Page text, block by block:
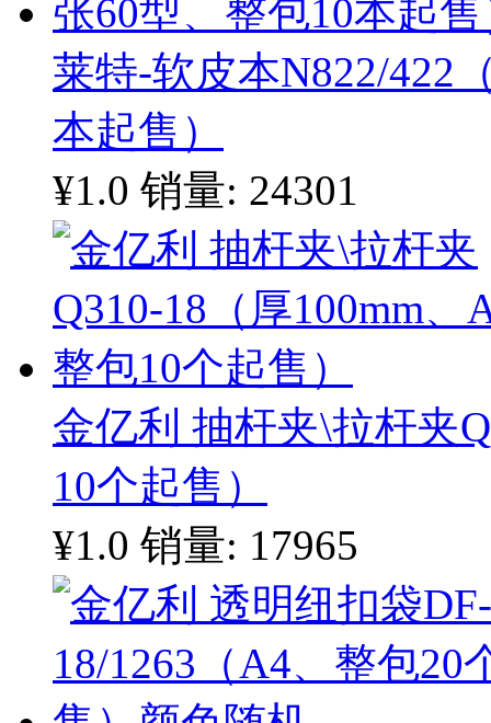
莱特-软皮本N822/422
本起售）
¥1.0 销量: 24301
金亿利 抽杆夹\拉杆夹
10个起售）
¥1.0 销量: 17965